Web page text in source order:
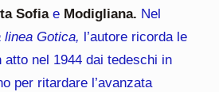
Sofia e Modigliana. Nel
linea Gotica, l’autore ricorda le
nel 1944 dai tedeschi in
per ritardare l’avanzata